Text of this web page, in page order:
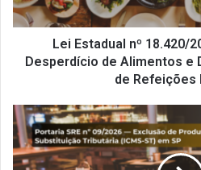
Desperdício
de
Alimentos
Excedentes
de
Refeições
Prontas
Lei Estadual nº 18.420/
Desperdício de Alimentos e
de Refeições
Portaria
SRE
nº
09/2026